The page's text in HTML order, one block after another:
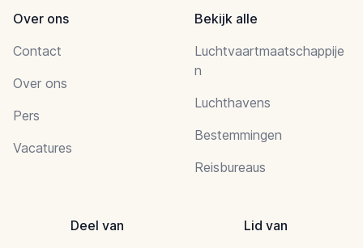
Over ons
Contact
Over ons
Pers
Vacatures
Bekijk alle
Luchtvaartmaatschappije
n
Luchthavens
Bestemmingen
Reisbureaus
Deel van Lid van